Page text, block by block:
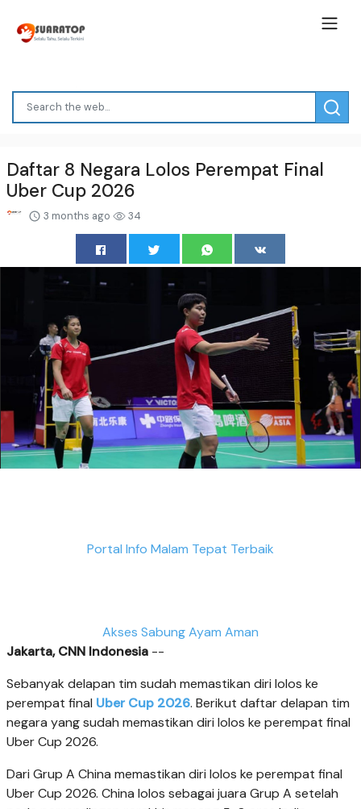
Daftar 8 Negara Lolos Perempat Final
Uber Cup 2026
3 months ago 34
Portal Info Malam Tepat Terbaik
Akses Sabung Ayam Aman
Jakarta, CNN Indonesia --
Sebanyak delapan tim sudah memastikan diri lolos ke
perempat final Uber Cup 2026. Berikut daftar delapan tim
negara yang sudah memastikan diri lolos ke perempat final
Uber Cup 2026.
Dari Grup A China memastikan diri lolos ke perempat final
Uber Cup 2026. China lolos sebagai juara Grup A setelah